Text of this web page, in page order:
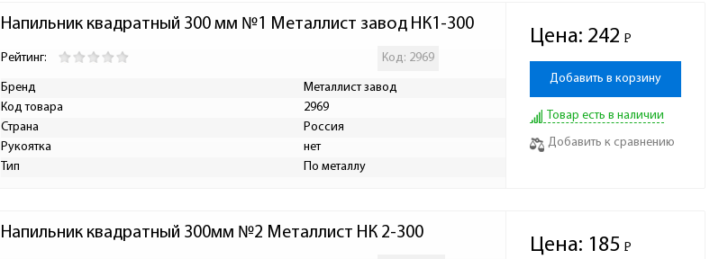
Напильник квадратный 300 мм №1 Металлист завод НК1-300
Рейтинг: Код: 2969
Бренд
Металлист завод
Код товара
2969
Страна
Россия
Рукоятка
нет
Тип
По металлу
Цена: 242 Р
-
Добавить в корзину
Товар есть в наличии
Добавить к сравнению
Напильник квадратный 300мм №2 Металлист НК 2-300
Цена: 185 Р
-